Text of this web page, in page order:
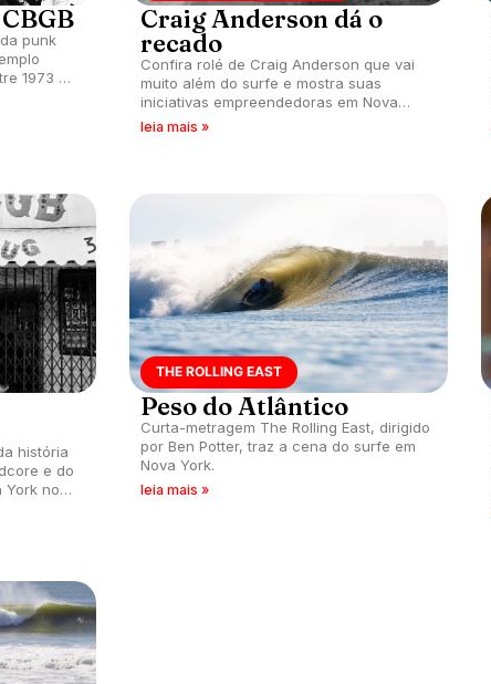
punk
1973 e
Craig Anderson dá o
recado
Confira rolé de Craig Anderson que vai
muito além do surfe e mostra suas
iniciativas empreendedoras em Nova
Iorque, entre outros lugares.
leia mais »
história
e do
York nos
THE ROLLING EAST
Peso do Atlântico
Curta-metragem The Rolling East, dirigido
por Ben Potter, traz a cena do surfe em
Nova York.
leia mais »